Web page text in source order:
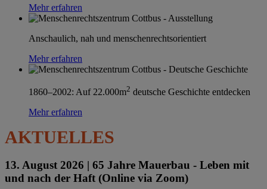
Mehr erfahren
Anschaulich, nah und menschenrechtsorientiert
Mehr erfahren
1860–2002: Auf 22.000m2 deutsche Geschichte entdecken
Mehr erfahren
AKTUELLES
13. August 2026 | 65 Jahre Mauerbau - Leben mit
und nach der Haft (Online via Zoom)